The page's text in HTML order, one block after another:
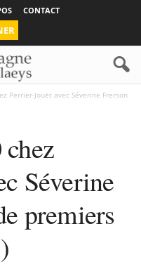
CONTACT
Perrier-Jouët avec Séverine Frerson
Séverine
premiers